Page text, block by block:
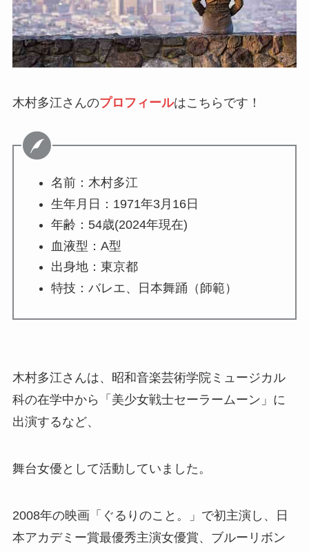
木村多江さんのプロフィールはこちらです！
名前：木村多江
生年月日：1971年3月16日
年齢：54歳(2024年現在)
血液型：A型
出身地：東京都
特技：バレエ、日本舞踊（師範）
木村多江さんは、昭和音楽芸術学院ミュージカル
科の在学中から「美少女戦士セーラームーン」に
出演するなど、
舞台女優として活動していました。
2008年の映画「ぐるりのこと。」で初主演し、日
本アカデミー賞最優秀主演女優賞、ブルーリボン